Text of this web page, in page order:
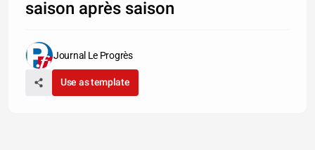
saison après saison
Journal Le Progrès
Use as template